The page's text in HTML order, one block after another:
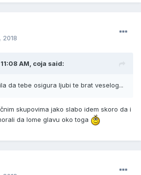
2018
AM, coja said:
da tebe osigura ljubi te brat veselog...
skupovima jako slabo idem skoro da i
da lome glavu oko toga